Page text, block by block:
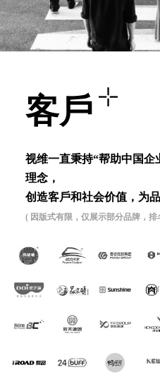
客⼾
视维⼀直秉持“帮助中国企
理念，
创造客⼾和社会价值，为
( 因版式有限，仅展示部分品牌，排